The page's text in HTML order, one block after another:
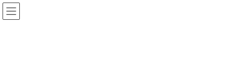
コ
ン
ナ
ビ